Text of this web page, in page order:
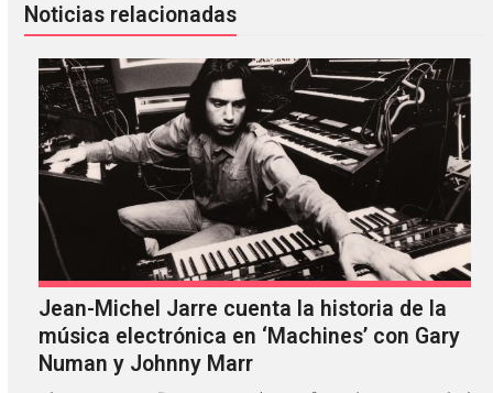
Noticias relacionadas
Jean-Michel Jarre cuenta la historia de la
música electrónica en ‘Machines’ con Gary
Numan y Johnny Marr